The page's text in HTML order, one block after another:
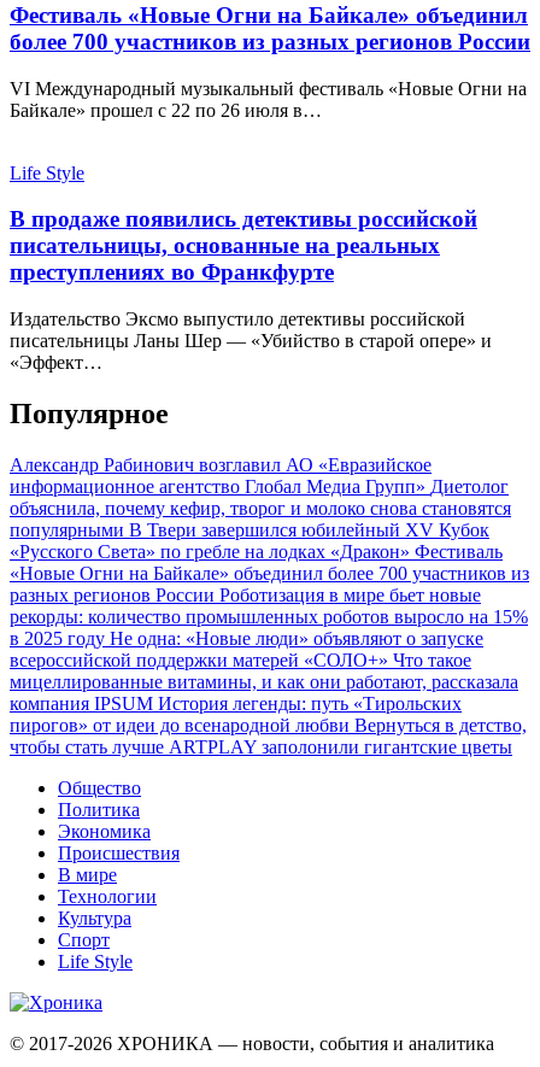
Фестиваль «Новые Огни на Байкале» объединил
более 700 участников из разных регионов России
VI Международный музыкальный фестиваль «Новые Огни на
Байкале» прошел с 22 по 26 июля в…
Life Style
В продаже появились детективы российской
писательницы, основанные на реальных
преступлениях во Франкфурте
Издательство Эксмо выпустило детективы российской
писательницы Ланы Шер — «Убийство в старой опере» и
«Эффект…
Популярное
Александр Рабинович возглавил АО «Евразийское
информационное агентство Глобал Медиа Групп» Диетолог
объяснила, почему кефир, творог и молоко снова становятся
популярными В Твери завершился юбилейный XV Кубок
«Русского Света» по гребле на лодках «Дракон» Фестиваль
«Новые Огни на Байкале» объединил более 700 участников из
разных регионов России Роботизация в мире бьет новые
рекорды: количество промышленных роботов выросло на 15%
в 2025 году Не одна: «Новые люди» объявляют о запуске
всероссийской поддержки матерей «СОЛО+» Что такое
мицеллированные витамины, и как они работают, рассказала
компания IPSUM История легенды: путь «Тирольских
пирогов» от идеи до всенародной любви Вернуться в детство,
чтобы стать лучше ARTPLAY заполонили гигантские цветы
Общество
Политика
Экономика
Происшествия
В мире
Технологии
Культура
Спорт
Life Style
© 2017-2026 ХРОНИКА — новости, события и аналитика